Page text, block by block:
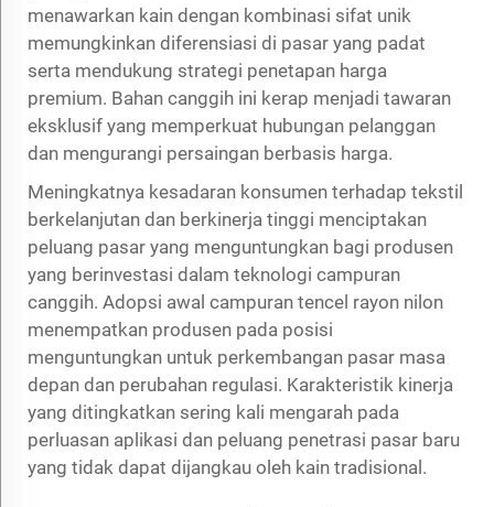
menawarkan kain dengan kombinasi sifat unik
memungkinkan diferensiasi di pasar yang padat
serta mendukung strategi penetapan harga
premium. Bahan canggih ini kerap menjadi tawaran
eksklusif yang memperkuat hubungan pelanggan
dan mengurangi persaingan berbasis harga.
Meningkatnya kesadaran konsumen terhadap tekstil
berkelanjutan dan berkinerja tinggi menciptakan
peluang pasar yang menguntungkan bagi produsen
yang berinvestasi dalam teknologi campuran
canggih. Adopsi awal campuran tencel rayon nilon
menempatkan produsen pada posisi
menguntungkan untuk perkembangan pasar masa
depan dan perubahan regulasi. Karakteristik kinerja
yang ditingkatkan sering kali mengarah pada
perluasan aplikasi dan peluang penetrasi pasar baru
yang tidak dapat dijangkau oleh kain tradisional.